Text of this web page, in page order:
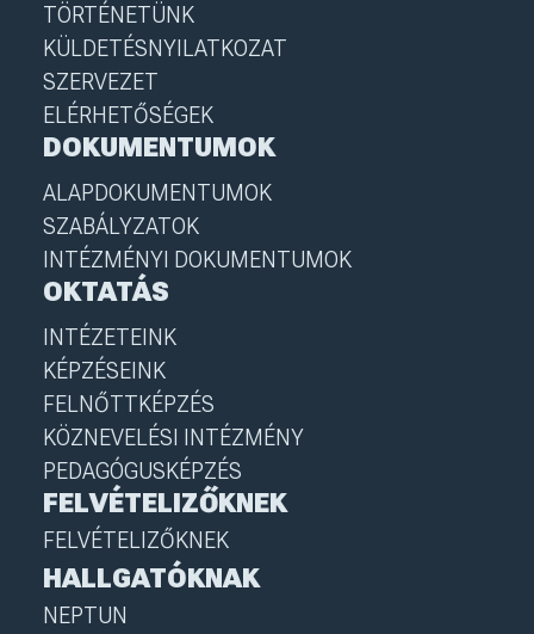
TÖRTÉNETÜNK
KÜLDETÉSNYILATKOZAT
SZERVEZET
ELÉRHETŐSÉGEK
DOKUMENTUMOK
ALAPDOKUMENTUMOK
SZABÁLYZATOK
INTÉZMÉNYI DOKUMENTUMOK
OKTATÁS
INTÉZETEINK
KÉPZÉSEINK
FELNŐTTKÉPZÉS
KÖZNEVELÉSI INTÉZMÉNY
PEDAGÓGUSKÉPZÉS
FELVÉTELIZŐKNEK
FELVÉTELIZŐKNEK
HALLGATÓKNAK
NEPTUN